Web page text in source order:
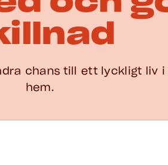
chans till ett lyckligt liv
hem.